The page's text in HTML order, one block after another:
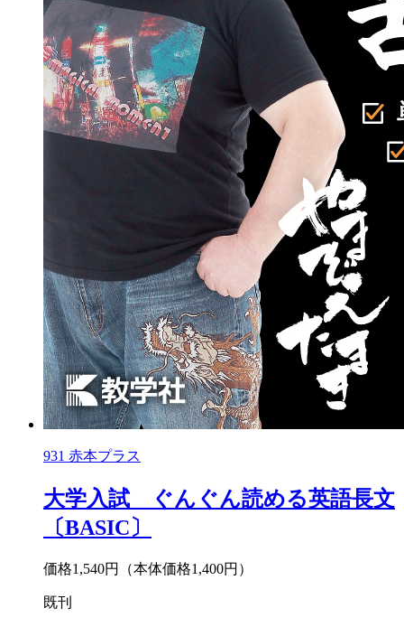
931 赤本プラス
大学入試 ぐんぐん読める英語長文
〔BASIC〕
価格1,540円 （本体価格1,400円）
既刊